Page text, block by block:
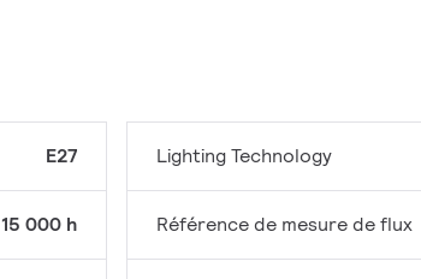
E27
15 000 h
Lighting Technology
Référence de mesure de flux